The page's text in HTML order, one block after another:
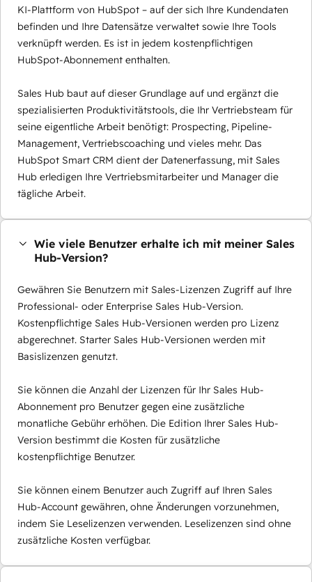
KI-Plattform von HubSpot – auf der sich Ihre Kundendaten
befinden und Ihre Datensätze verwaltet sowie Ihre Tools
verknüpft werden. Es ist in jedem kostenpflichtigen
HubSpot-Abonnement enthalten.
Sales Hub baut auf dieser Grundlage auf und ergänzt die
spezialisierten Produktivitätstools, die Ihr Vertriebsteam für
seine eigentliche Arbeit benötigt: Prospecting, Pipeline-
Management, Vertriebscoaching und vieles mehr. Das
HubSpot Smart CRM dient der Datenerfassung, mit Sales
Hub erledigen Ihre Vertriebsmitarbeiter und Manager die
tägliche Arbeit.
Wie viele Benutzer erhalte ich mit meiner Sales
Hub-Version?
Gewähren Sie Benutzern mit Sales-Lizenzen Zugriff auf Ihre
Professional- oder Enterprise Sales Hub-Version.
Kostenpflichtige Sales Hub-Versionen werden pro Lizenz
abgerechnet. Starter Sales Hub-Versionen werden mit
Basislizenzen genutzt.
Sie können die Anzahl der Lizenzen für Ihr Sales Hub-
Abonnement pro Benutzer gegen eine zusätzliche
monatliche Gebühr erhöhen. Die Edition Ihrer Sales Hub-
Version bestimmt die Kosten für zusätzliche
kostenpflichtige Benutzer.
Sie können einem Benutzer auch Zugriff auf Ihren Sales
Hub-Account gewähren, ohne Änderungen vorzunehmen,
indem Sie Leselizenzen verwenden. Leselizenzen sind ohne
zusätzliche Kosten verfügbar.